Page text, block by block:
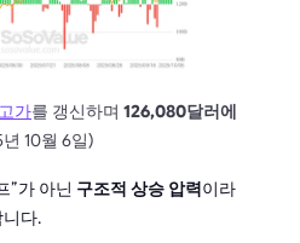
가를 갱신하며 126,080달러에
10월 6일)
”가 아닌 구조적 상승 압력이라
다.